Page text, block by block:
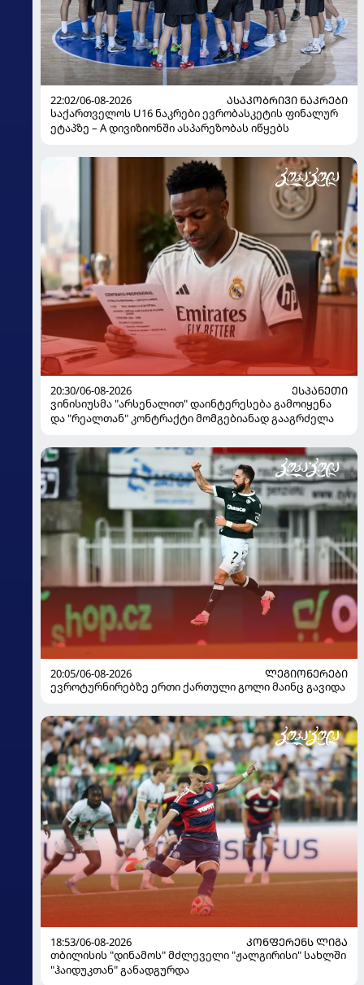
22:02/06-08-2026
ᲐᲡᲐᲙᲝᲑᲠᲘᲕᲘ ᲜᲐᲙᲠᲔᲑᲘ
საქართველოს U16 ნაკრები ევრობასკეტის ფინალურ
ეტაპზე – A დივიზიონში ასპარეზობას იწყებს
20:30/06-08-2026
ᲔᲡᲞᲐᲜᲔᲗᲘ
ვინისიუსმა "არსენალით" დაინტერესება გამოიყენა
და "რეალთან" კონტრაქტი მომგებიანად გააგრძელა
20:05/06-08-2026
ᲚᲔᲒᲘᲝᲜᲔᲠᲔᲑᲘ
ევროტურნირებზე ერთი ქართული გოლი მაინც გავიდა
18:53/06-08-2026
ᲙᲝᲜᲤᲔᲠᲔᲜᲡ ᲚᲘᲒᲐ
თბილისის "დინამოს" მძლეველი "ჟალგირისი" სახლში
"ჰაიდუკთან" განადგურდა